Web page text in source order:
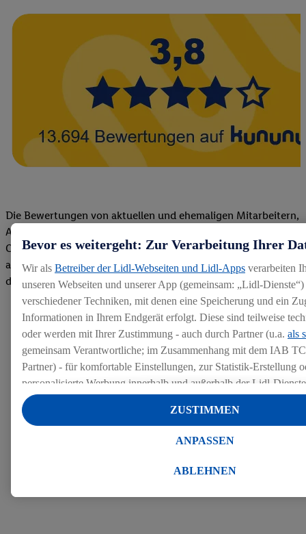
Die Bewertungen von aktuellen und ehemaligen Mitarbeitern,
Azubis und externen Bewerbern haben uns zu einer Top
Company gemacht. Wir freuen uns über unseren guten Score
auf dem Arbeitgeber-Bewertungsportal kununu.Hier geht's zu
den Bewertungen
Bevor es weitergeht: Zur Verarbeitung Ihrer
Wir als Betreiber der Lidl-Webseiten und Lidl-Apps verarbeiten
unseren Webseiten und unserer App (gemeinsam: „Lidl-
verschiedener Techniken, mit denen eine Speicherung und ein
Informationen in Ihrem Endgerät erfolgt. Diese sind teilweise
oder werden mit Ihrer Zustimmung - auch durch Partner (u.a. als
gemeinsam Verantwortliche; im Zusammenhang mit dem IAB
Partner) - für komfortable Einstellungen, zur Statistik-Erstellung
personalisierte Werbung innerhalb und außerhalb der Lidl-
Datenverarbeitungen für personalisierte Werbung werden
Werbung auszusteuern und um Dritten die Ausspielung von
werden für diese Zwecke auch Daten aus Ihrem Filial-
Diensten zur Verfügung gestellt, damit dieser alseigenständig
ABLEHNEN
ANPASSEN
ZUSTIMMEN